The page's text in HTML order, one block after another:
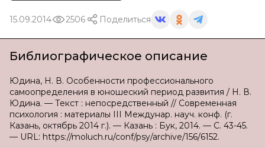
15.09.2014 2506 Поделиться
Библиографическое описание
Юдина, Н. В. Особенности профессионального
самоопределения в юношеский период развития / Н. В.
Юдина. — Текст : непосредственный // Современная
психология : материалы III Междунар. науч. конф. (г.
Казань, октябрь 2014 г.). — Казань : Бук, 2014. — С. 43-45.
— URL: https://moluch.ru/conf/psy/archive/156/6152.